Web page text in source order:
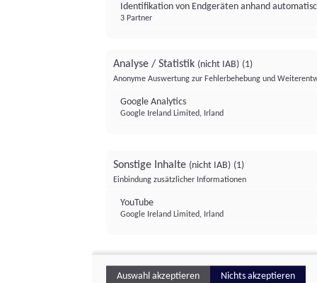
Identifikation von Endgeräten anhand
3 Partner
Analyse / Statistik (nicht IAB) (1)
Anonyme Auswertung zur Fehlerbehebung und
Google Analytics
Google Ireland Limited, Irland
Sonstige Inhalte (nicht IAB) (1)
Einbindung zusätzlicher Informationen
YouTube
Google Ireland Limited, Irland
Auswahl akzeptieren Nichts akzeptieren